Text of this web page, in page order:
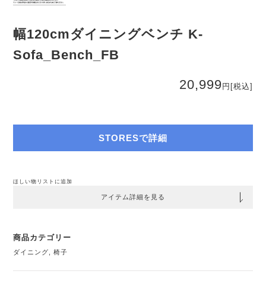
幅120cmダイニングベンチ K-
Sofa_Bench_FB
20,999 円 [税込]
STORESで詳細
ほしい物リストに追加
アイテム詳細を見る
商品カテゴリー
ダイニング ,椅子